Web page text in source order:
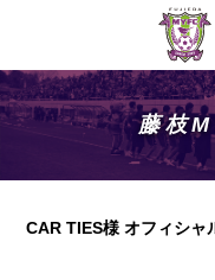
藤枝
CAR TIES様 オフィシャ